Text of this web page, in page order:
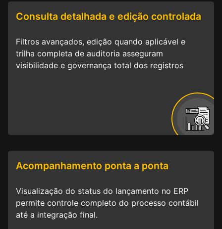
Consulta detalhada e edição controlada
Filtros avançados, edição quando aplicável e
trilha completa de auditoria asseguram
visibilidade e governança total dos registros
Acompanhamento ponta a ponta
Visualização do status do lançamento no ERP
permite controle completo do processo contábil
até a integração final.